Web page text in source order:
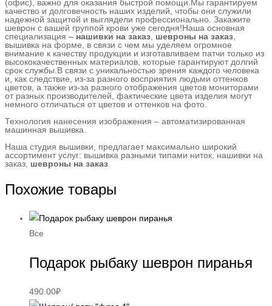
(офис), важно для оказания быстрой помощи.Мы гарантируем
качество и долговечность наших изделий, чтобы они служили
надежной защитой и выглядели профессионально. Закажите
шеврон с вашей группой крови уже сегодня!Наша основная
специализация – нашивки на заказ шевроны на заказ
вышивка на форме, в связи с чем мы уделяем огромное
внимание к качеству продукции и изготавливаем патчи только из
высококачественных материалов, которые гарантируют долгий
срок службы.В связи с уникальностью зрения каждого человека
и, как следствие, из-за разного восприятия людьми оттенков
цветов, а также из-за разного отображения цветов мониторами
от разных производителей, фактические цвета изделия могут
немного отличаться от цветов и оттенков на фото.
Технология нанесения изображения – автоматизированная
машинная вышивка.
Наша студия вышивки, предлагает максимально широкий
ассортимент услуг: вышивка разными типами ниток, нашивки на
заказ, шевроны на заказ
Похожие товары
Все
Подарок рыбаку шеврон пиранья
490.00₽